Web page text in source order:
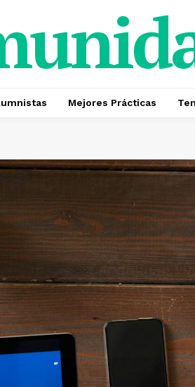
Mejores Prácticas